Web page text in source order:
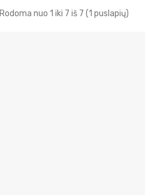
Rodoma nuo 1 iki 7 iš 7 (1 puslapių)